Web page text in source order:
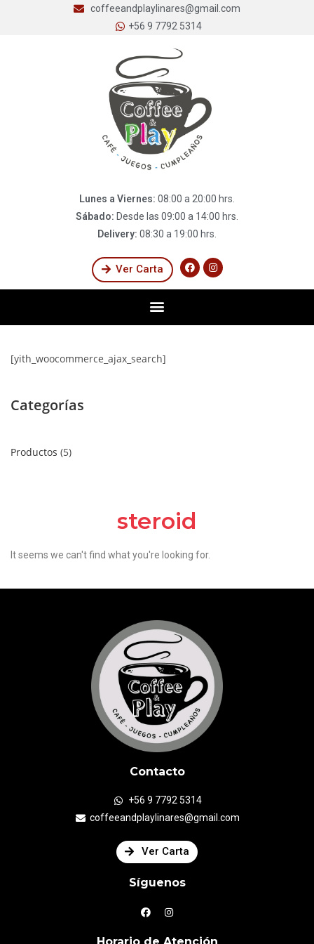
coffeeandplaylinares@gmail.com
+56 9 7792 5314
Lunes a Viernes: 08:00 a 20:00 hrs.
Sábado: Desde las 09:00 a 14:00 hrs.
Delivery: 08:30 a 19:00 hrs.
Ver Carta
[yith_woocommerce_ajax_search]
Categorías
Productos 5
steroid
It seems we can't find what you're looking for.
Contacto
+56 9 7792 5314
coffeeandplaylinares@gmail.com
Ver Carta
Síguenos